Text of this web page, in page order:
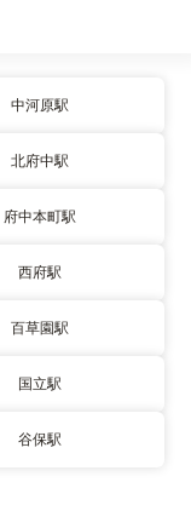
中河原駅
北府中駅
府中本町駅
西府駅
百草園駅
国立駅
谷保駅